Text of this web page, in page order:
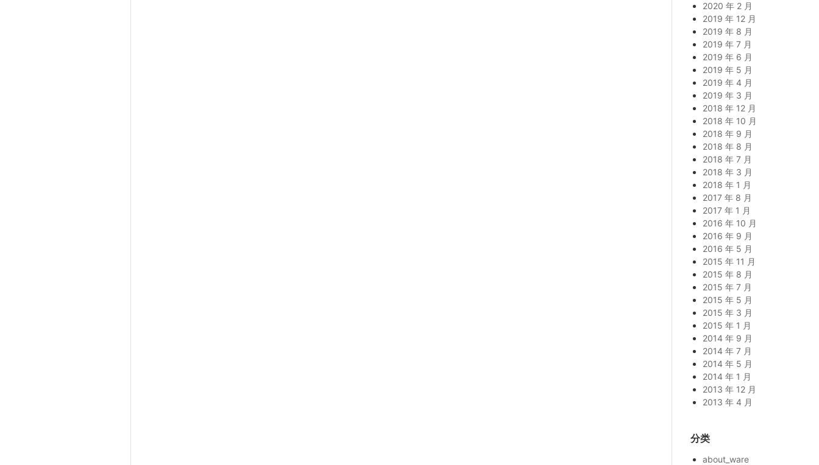
2020 年 2 月
2019 年 12 月
2019 年 8 月
2019 年 7 月
2019 年 6 月
2019 年 5 月
2019 年 4 月
2019 年 3 月
2018 年 12 月
2018 年 10 月
2018 年 9 月
2018 年 8 月
2018 年 7 月
2018 年 3 月
2018 年 1 月
2017 年 8 月
2017 年 1 月
2016 年 10 月
2016 年 9 月
2016 年 5 月
2015 年 11 月
2015 年 8 月
2015 年 7 月
2015 年 5 月
2015 年 3 月
2015 年 1 月
2014 年 9 月
2014 年 7 月
2014 年 5 月
2014 年 1 月
2013 年 12 月
2013 年 4 月
分类
about_ware